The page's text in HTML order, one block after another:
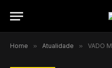
Home » Atualidade » VADO